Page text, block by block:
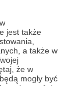
jest także
a także w
że w
mogły być